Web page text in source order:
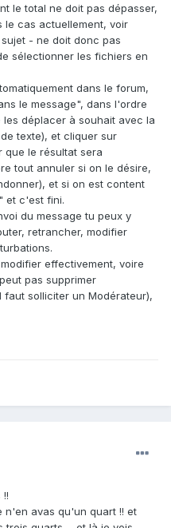
le total ne doit pas dépasser,
le cas actuellement, voir
- ne doit donc pas
sélectionner les fichiers en
dans le forum,
le message", dans l'ordre
déplacer à souhait avec la
texte), et cliquer sur
que le résultat sera
tout annuler si on le désire,
et si on est content
et c'est fini.
du message tu peux y
retrancher, modifier
effectivement, voire
pas supprimer
solliciter un Modérateur),
n'en avas qu'un quart !! et